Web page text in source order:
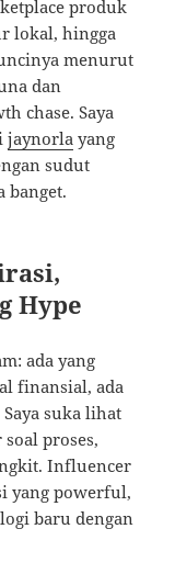
produk
lokal, hingga
menurut
dan
chase. Saya
jaynorla yang
sudut
banget.
Hype
ada yang
finansial, ada
suka lihat
proses,
Influencer
yang powerful,
baru dengan